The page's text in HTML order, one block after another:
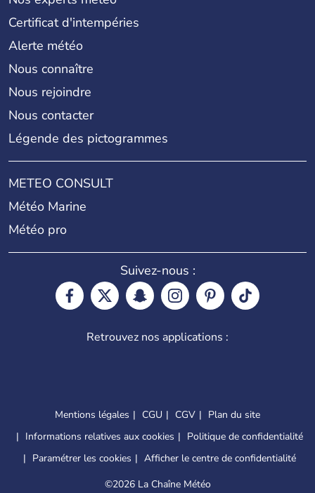
Certificat d'intempéries
Alerte météo
Nous connaître
Nous rejoindre
Nous contacter
Légende des pictogrammes
METEO CONSULT
Météo Marine
Météo pro
Suivez-nous :
Retrouvez nos applications :
Mentions légales CGU CGV
Plan du site
Informations relatives aux cookies
Politique de confidentialité
Paramétrer les cookies
Afficher le centre de confidentialité
©2026 La Chaîne Météo